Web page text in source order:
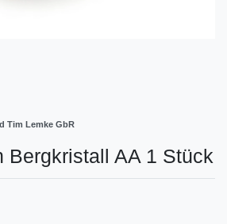
Tim Lemke GbR
Bergkristall AA 1 Stück